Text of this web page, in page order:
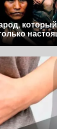
который